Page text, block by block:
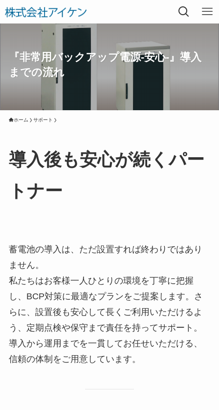
『非常用バックアップ電源-安心-』導入
までの流れ
ホーム サポート
導入後も安心が続くパー
トナー
蓄電池の導入は、ただ設置すれば終わりではあり
ません。
私たちはお客様一人ひとりの環境を丁寧に把握
し、BCP対策に最適なプランをご提案します。さ
らに、設置後も安心して長くご利用いただけるよ
う、定期点検や保守まで責任を持ってサポート。
導入から運用までを一貫してお任せいただける、
信頼の体制をご用意しています。